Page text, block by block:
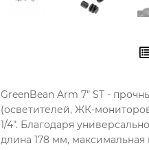
GreenBean Arm 7" ST -
(осветителей, ЖК-
1/4". Благодаря
длина 178 мм, максимальная